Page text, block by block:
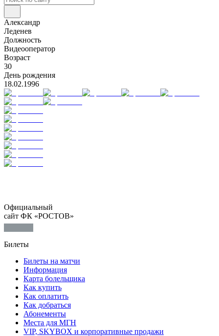
Александр
Леденев
Должность
Видеооператор
Возраст
30
День рождения
18.02.1996
Официальный
сайт ФК «РОСТОВ»
Билеты
Билеты на матчи
Информация
Карта болельщика
Как купить
Как оплатить
Как добраться
Абонементы
Места для МГН
VIP, SKYBOX и корпоративные продажи